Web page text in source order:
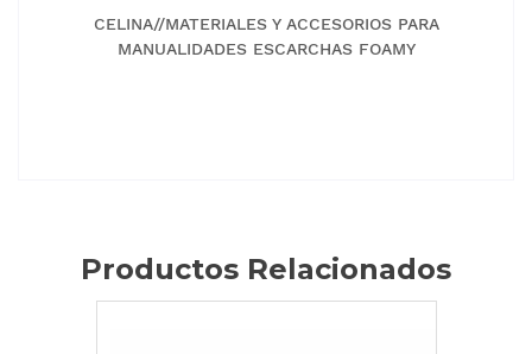
CELINA//MATERIALES Y ACCESORIOS PARA
MANUALIDADES ESCARCHAS FOAMY
Productos Relacionados